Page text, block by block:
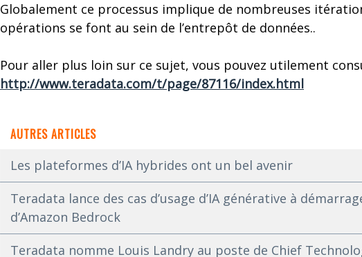
Globalement ce processus implique de nombreuses
opérations se font au sein de l’entrepôt de données..
Pour aller plus loin sur ce sujet, vous pouvez utilement
http://www.teradata.com/t/page/87116/index.html
AUTRES ARTICLES
Les plateformes d’IA hybrides ont un bel avenir
Teradata lance des cas d’usage d’IA générative à
d’Amazon Bedrock
Teradata nomme Louis Landry au poste de Chief